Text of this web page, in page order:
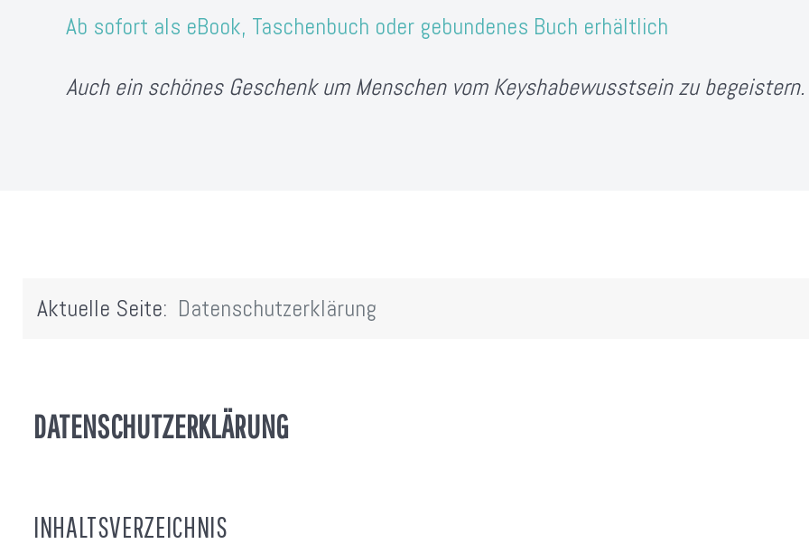
Ab sofort als eBook, Taschenbuch oder gebundenes Buch erhältlich
Auch ein schönes Geschenk um Menschen vom Keyshabewusstsein zu begeistern.
Aktuelle Seite: Datenschutzerklärung
DATENSCHUTZERKLÄRUNG
INHALTSVERZEICHNIS